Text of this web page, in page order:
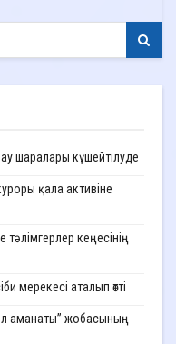
шаралары күшейтілуде
қала активіне
кеңесінің
мерекесі аталып өтті
аманаты” жобасының